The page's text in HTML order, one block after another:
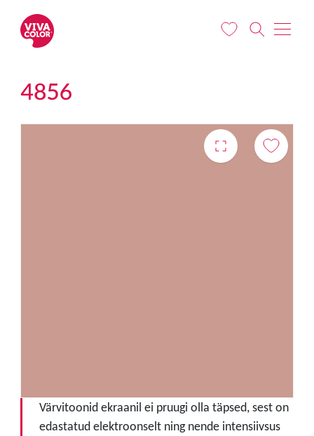
4856
Värvitoonid ekraanil ei pruugi olla täpsed, sest on
edastatud elektroonselt ning nende intensiivsus